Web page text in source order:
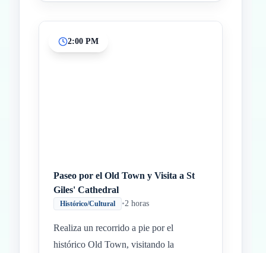
2:00 PM
Paseo por el Old Town y Visita a St
Giles' Cathedral
Histórico/Cultural •2 horas
Realiza un recorrido a pie por el
histórico Old Town, visitando la